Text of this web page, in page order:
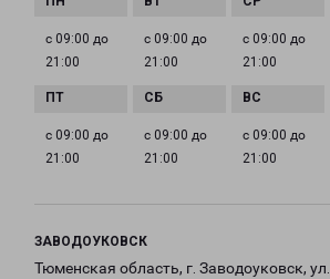
с 09:00 до
21:00
с 09:00 до
21:00
с 09:00 до
21:00
с 09:00 до
21:00
с 09:00 до
21:00
с 09:00 до
21:00
ЗАВОДОУКОВСК
Тюменская область, г. Заводоуковск, ул.